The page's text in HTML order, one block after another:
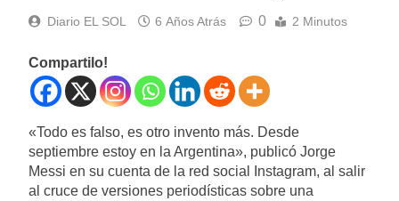
Diario EL SOL 6 Años Atrás 0 2 Minutos
Compartilo!
«Todo es falso, es otro invento más. Desde
septiembre estoy en la Argentina», publicó Jorge
Messi en su cuenta de la red social Instagram, al salir
al cruce de versiones periodísticas sobre una